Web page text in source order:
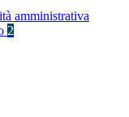
amministrativa
2